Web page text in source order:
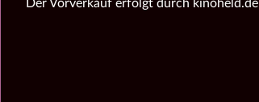
Der Vorverkauf erfolgt durch kinoheld.de